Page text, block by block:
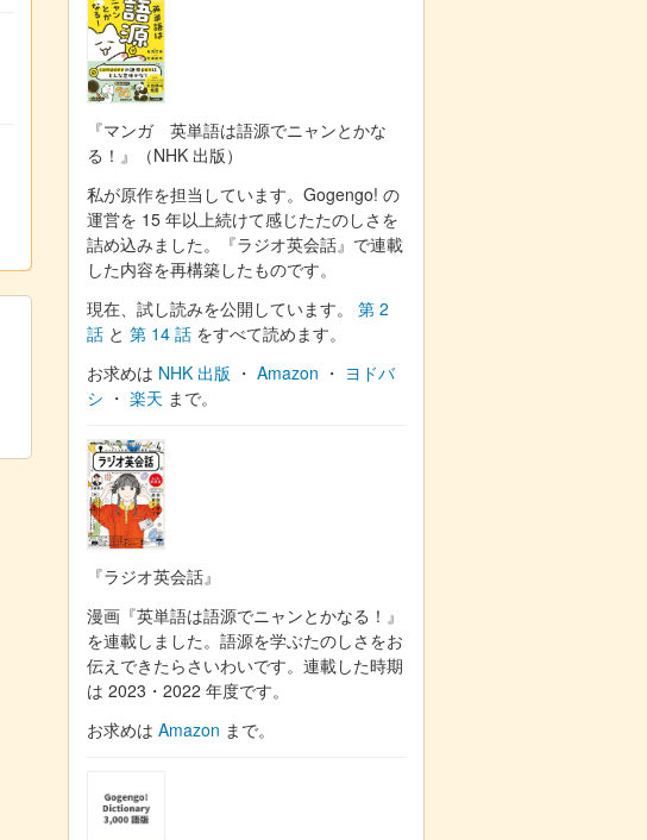
『マンガ 英単語は語源でニャンとかな
る！』（NHK 出版）
私が原作を担当しています。Gogengo! の
運営を 15 年以上続けて感じたたのしさを
詰め込みました。『ラジオ英会話』で連載
した内容を再構築したものです。
現在、試し読みを公開しています。 第 2
話 と 第 14 話 をすべて読めます。
お求めは NHK 出版 ・ Amazon ・ ヨドバ
シ ・ 楽天 まで。
『ラジオ英会話』
漫画『英単語は語源でニャンとかなる！』
を連載しました。語源を学ぶたのしさをお
伝えできたらさいわいです。連載した時期
は 2023・2022 年度です。
お求めは Amazon まで。